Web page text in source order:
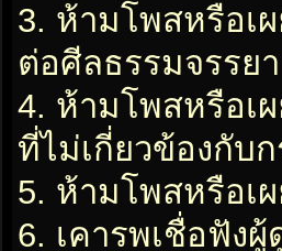
3. ห้ามโพสหรือเ
ต่อศีลธรรมจรรยา
4. ห้ามโพสหรือเ
ที่ไม่เกี่ยวข้องกับ
5. ห้ามโพสหรือเ
6. เคารพเชื่อฟัง